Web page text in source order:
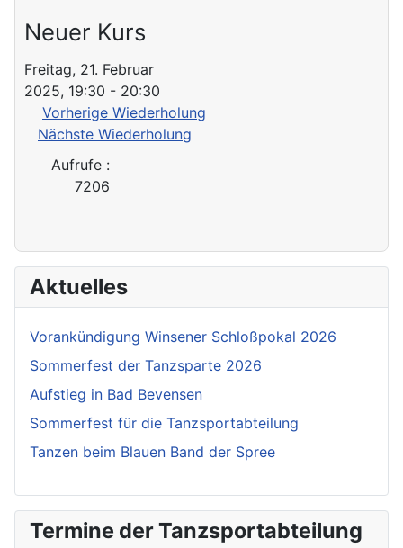
Neuer Kurs
Freitag, 21. Februar
2025, 19:30 - 20:30
Vorherige Wiederholung
Nächste Wiederholung
Aufrufe:
7206
Aktuelles
Vorankündigung Winsener Schloßpokal 2026
Sommerfest der Tanzsparte 2026
Aufstieg in Bad Bevensen
Sommerfest für die Tanzsportabteilung
Tanzen beim Blauen Band der Spree
Termine der Tanzsportabteilung